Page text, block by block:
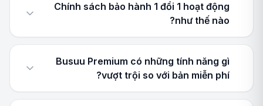
Chính sách bảo hành 1 đổi 1 hoạt động
như thế nào?
Busuu Premium có những tính năng gì
vượt trội so với bản miễn phí?